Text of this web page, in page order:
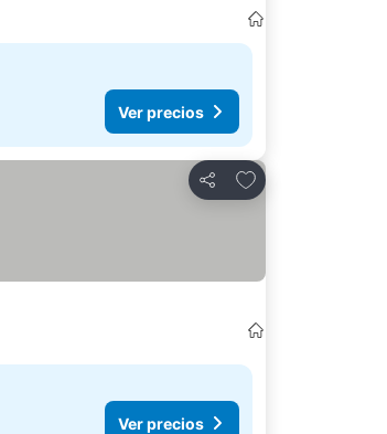
Ver precios
Compartir
Agregar a favoritos
Ver precios